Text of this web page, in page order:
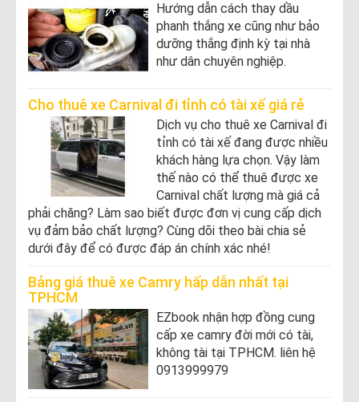
Hướng dẫn cách thay dầu
phanh thắng xe cũng như bảo
dưỡng thắng định kỳ tại nhà
như dân chuyên nghiệp.
Cho thuê xe Carnival đi tỉnh có tài xế giá rẻ
Dịch vụ cho thuê xe Carnival đi
tỉnh có tài xế đang được nhiều
khách hàng lựa chọn. Vậy làm
thế nào có thể thuê được xe
Carnival chất lượng mà giá cả
phải chăng? Làm sao biết được đơn vị cung cấp dịch
vụ đảm bảo chất lượng? Cùng dõi theo bài chia sẻ
dưới đây để có được đáp án chính xác nhé!
Bảng giá thuê xe Camry hấp dẫn nhất tại
TPHCM
EZbook nhận hợp đồng cung
cấp xe camry đời mới có tài,
không tài tại TPHCM. liên hệ
0913999979